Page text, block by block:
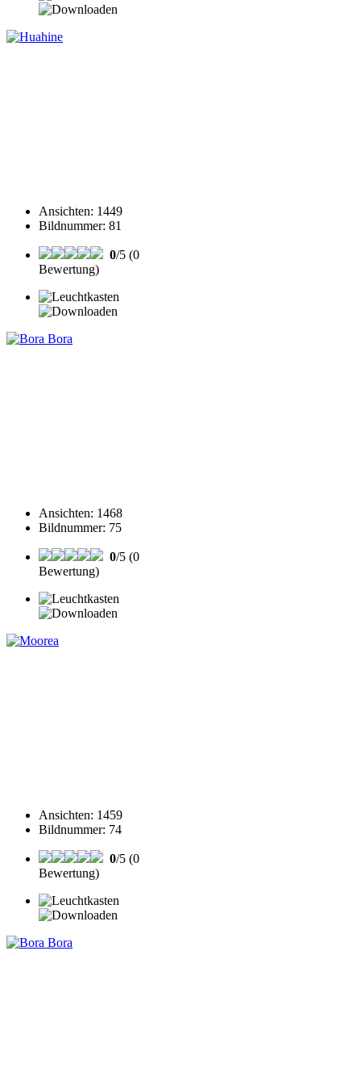
Ansichten: 1449
Bildnummer: 81
0/5 (0
Bewertung)
Ansichten: 1468
Bildnummer: 75
0/5 (0
Bewertung)
Ansichten: 1459
Bildnummer: 74
0/5 (0
Bewertung)